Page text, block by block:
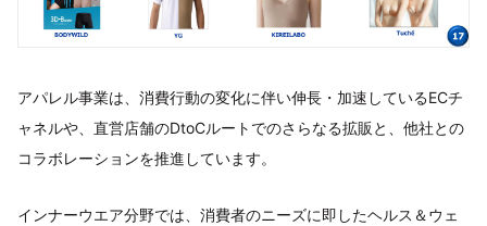
アパレル事業は、消費行動の変化に伴い伸長・加速しているECチ
ャネルや、直営店舗のDtoCルートでのさらなる拡販と、他社との
コラボレーションを推進しています。
インナーウエア分野では、消費者のニーズに即したヘルス＆ウェ